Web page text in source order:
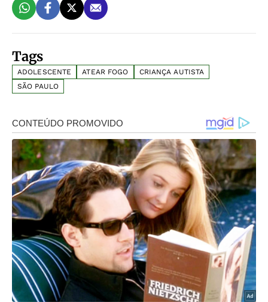
Tags
ADOLESCENTE ATEAR FOGO
CRIANÇA AUTISTA
SÃO PAULO